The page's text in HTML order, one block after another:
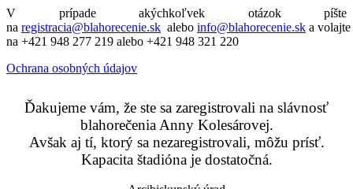
V prípade akýchkoľvek otázok píšte
na registracia@blahorecenie.sk alebo info@blahorecenie.sk a volajte
na +421 948 277 219 alebo +421 948 321 220
Ochrana osobných údajov
Ďakujeme vám, že ste sa zaregistrovali na slávnosť
blahorečenia Anny Kolesárovej.
Avšak aj tí, ktorý sa nezaregistrovali, môžu prísť.
Kapacita štadióna je dostatočná.